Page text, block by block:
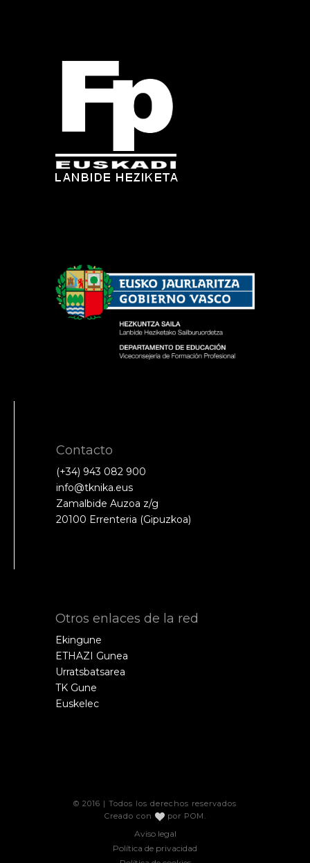
Contacto
(+34) 943 082 900
info@tknika.eus
Zamalbide Auzoa z/g
20100 Errenteria (Gipuzkoa)
Otros enlaces de la red
Ekingune
ETHAZI Gunea
Urratsbatsarea
TK Gune
Euskelec
© 2016 | Todos los derechos reservados
Creado con
por POM
Aviso legal
Política de privacidad